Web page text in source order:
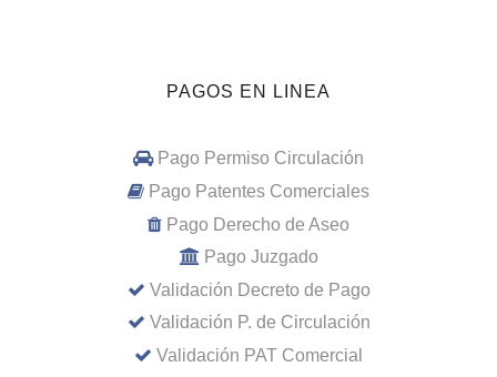
PAGOS EN LINEA
Pago Permiso Circulación
Pago Patentes Comerciales
Pago Derecho de Aseo
Pago Juzgado
Validación Decreto de Pago
Validación P. de Circulación
Validación PAT Comercial